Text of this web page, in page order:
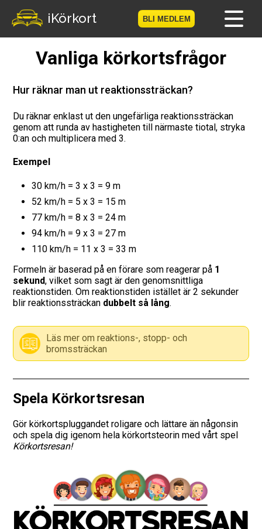
iKörkort BLI MEDLEM
Hem
Bli medlem
Logga in
Prov
Vägmärkesspelet
Körkortsteori
Checklista för ditt körkort
Vägmärken
Presentkort
Vanliga körkortsfrågor
Hur räknar man ut reaktionssträckan?
Du räknar enklast ut den ungefärliga reaktionssträckan
genom att runda av hastigheten till närmaste tiotal, stryka
0:an och multiplicera med 3.
Exempel
30 km/h = 3 x 3 = 9 m
52 km/h = 5 x 3 = 15 m
77 km/h = 8 x 3 = 24 m
94 km/h = 9 x 3 = 27 m
110 km/h = 11 x 3 = 33 m
Formeln är baserad på en förare som reagerar på 1
sekund, vilket som sagt är den genomsnittliga
reaktionstiden. Om reaktionstiden istället är 2 sekunder
blir reaktionssträckan dubbelt så lång.
Läs mer om reaktions-, stopp- och
bromssträckan
Spela Körkortsresan
Gör körkortspluggandet roligare och lättare än någonsin
och spela dig igenom hela körkortsteorin med vårt spel
Körkortsresan!